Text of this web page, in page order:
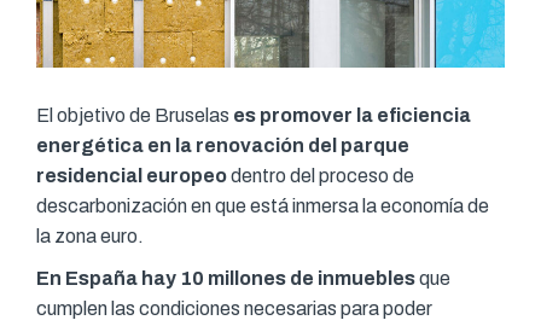
El objetivo de Bruselas es promover la eficiencia
energética en la renovación del parque
residencial europeodentro del proceso de
descarbonización en que está inmersa la economía de
la zona euro.
En España hay 10 millones de inmueblesque
cumplen las condiciones necesarias para poder